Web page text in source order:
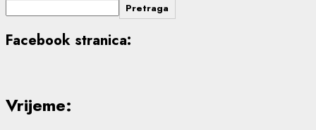
Pretraga
Facebook stranica:
Vrijeme: